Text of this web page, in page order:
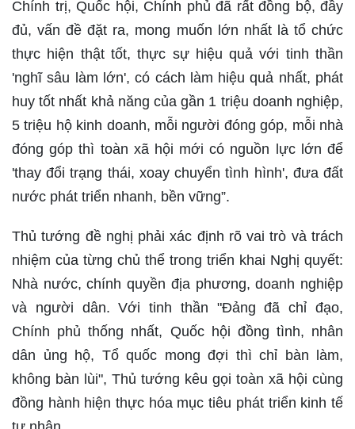
Chính trị, Quốc hội, Chính phủ đã rất đồng bộ, đầy
đủ, vấn đề đặt ra, mong muốn lớn nhất là tổ chức
thực hiện thật tốt, thực sự hiệu quả với tinh thần
'nghĩ sâu làm lớn', có cách làm hiệu quả nhất, phát
huy tốt nhất khả năng của gần 1 triệu doanh nghiệp,
5 triệu hộ kinh doanh, mỗi người đóng góp, mỗi nhà
đóng góp thì toàn xã hội mới có nguồn lực lớn để
'thay đổi trạng thái, xoay chuyển tình hình', đưa đất
nước phát triển nhanh, bền vững”.
Thủ tướng đề nghị phải xác định rõ vai trò và trách
nhiệm của từng chủ thể trong triển khai Nghị quyết:
Nhà nước, chính quyền địa phương, doanh nghiệp
và người dân. Với tinh thần "Đảng đã chỉ đạo,
Chính phủ thống nhất, Quốc hội đồng tình, nhân
dân ủng hộ, Tổ quốc mong đợi thì chỉ bàn làm,
không bàn lùi", Thủ tướng kêu gọi toàn xã hội cùng
đồng hành hiện thực hóa mục tiêu phát triển kinh tế